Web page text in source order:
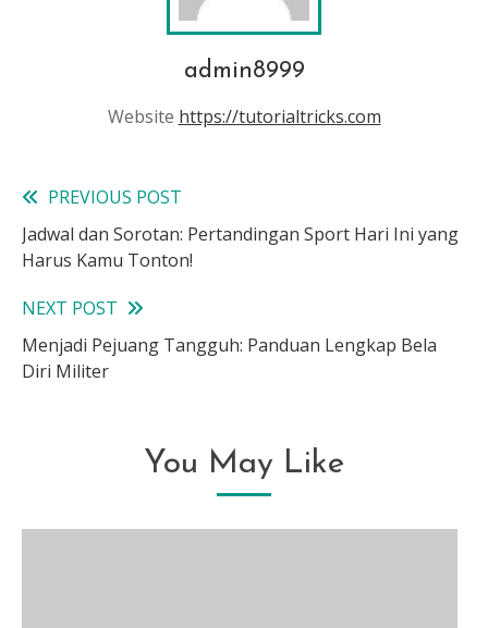
admin8999
Website https://tutorialtricks.com
Read
more
PREVIOUS POST
Jadwal dan Sorotan: Pertandingan Sport Hari Ini yang
Harus Kamu Tonton!
NEXT POST
Menjadi Pejuang Tangguh: Panduan Lengkap Bela
Diri Militer
You May Like